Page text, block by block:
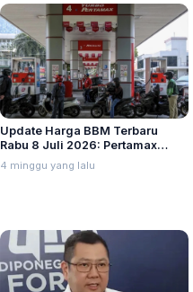
Update Harga BBM Terbaru
Rabu 8 Juli 2026: Pertamax
Turbo, Dexlite, dan Pertamina
Dex Turun
4 minggu yang lalu